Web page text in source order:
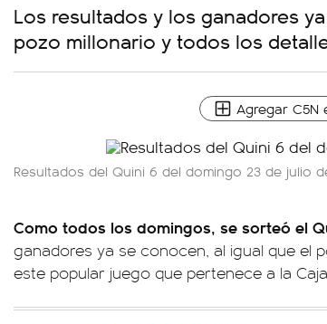
Los resultados y los ganadores
pozo millonario y todos los
Agregar C5N
Resultados del Quini 6 del domingo 23 de julio
Como todos los domingos, se sorteó el
ganadores ya se conocen, al igual que el
este popular juego que pertenece a la